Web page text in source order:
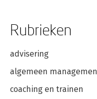
Rubrieken
advisering
algemeen
coaching en trainen